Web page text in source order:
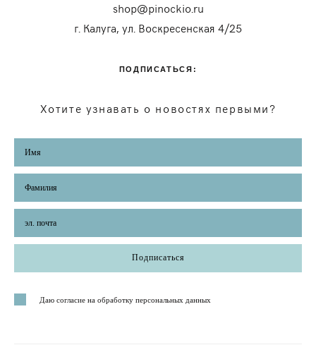
shop@pinockio.ru
г. Калуга, ул. Воскресенская 4/25
ПОДПИСАТЬСЯ:
Хотите узнавать о новостях первыми?
Подписаться
Даю согласие на обработку персональных данных